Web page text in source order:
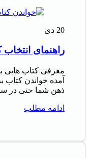
20 دی
راهنمای
معرفی کتاب هایی
آمده خواندن
ذهن شما حتی در
ادامه مطلب